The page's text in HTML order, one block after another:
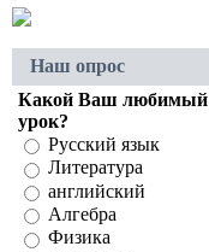
Наш опрос
Какой Ваш любимый
урок?
Русский язык
Литература
английский
Алгебра
Физика